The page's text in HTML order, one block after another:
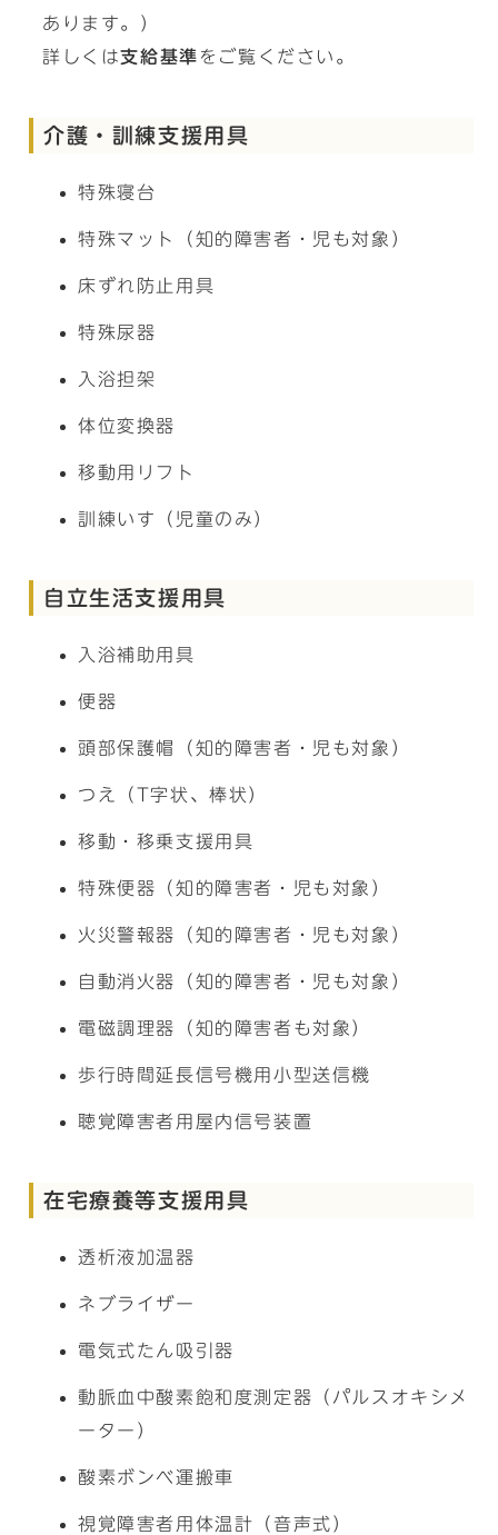
あります。）
詳しくは支給基準 をご覧ください。
介護・訓練支援用具
特殊寝台
特殊マット（知的障害者・児も対象）
床ずれ防止用具
特殊尿器
入浴担架
体位変換器
移動用リフト
訓練いす（児童のみ）
自立生活支援用具
入浴補助用具
便器
頭部保護帽（知的障害者・児も対象）
つえ（T字状、棒状）
移動・移乗支援用具
特殊便器（知的障害者・児も対象）
火災警報器（知的障害者・児も対象）
自動消火器（知的障害者・児も対象）
電磁調理器（知的障害者も対象）
歩行時間延長信号機用小型送信機
聴覚障害者用屋内信号装置
在宅療養等支援用具
透析液加温器
ネブライザー
電気式たん吸引器
動脈血中酸素飽和度測定器（パルスオキシメ
ーター）
酸素ボンベ運搬車
視覚障害者用体温計（音声式）